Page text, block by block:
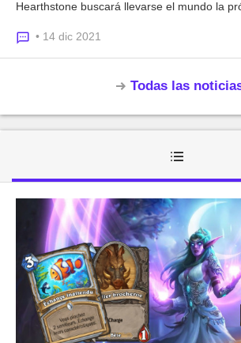
Hearthstone buscará llevarse el mundo la
• 14 dic 2021
Todas las